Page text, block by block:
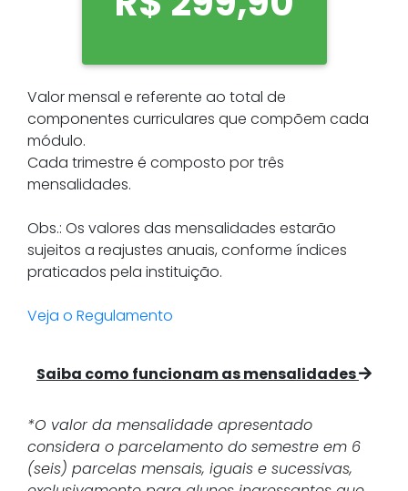
Valor mensal e referente ao total de
componentes curriculares que compõem cada
módulo.
Cada trimestre é composto por três
mensalidades.
Obs.: Os valores das mensalidades estarão
sujeitos a reajustes anuais, conforme índices
praticados pela instituição.
Veja o Regulamento
Saiba como funcionam as mensalidades
*O valor da mensalidade apresentado
considera o parcelamento do semestre em 6
(seis) parcelas mensais, iguais e sucessivas,